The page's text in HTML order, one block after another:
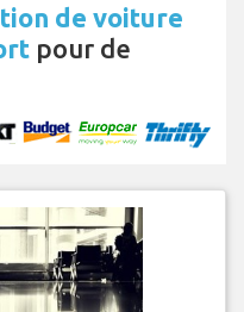
de voiture
pour de